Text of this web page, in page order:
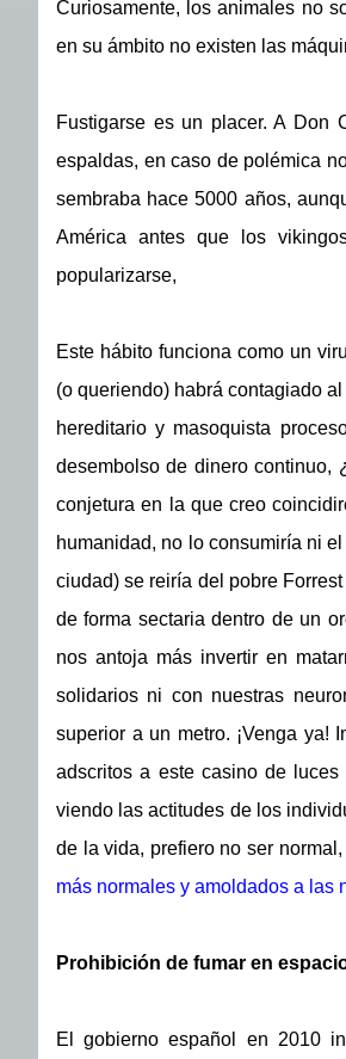
Curiosamente, los animales no
en su ámbito no existen las
Fustigarse es un placer. A Don
espaldas, en caso de polémica
sembraba hace 5000 años,
América antes que los
popularizarse,
Este hábito funciona como un
(o queriendo) habrá contagiado
hereditario y masoquista
desembolso de dinero continuo,
conjetura en la que creo
humanidad, no lo consumiría ni
ciudad) se reiría del pobre
de forma sectaria dentro de un
nos antoja más invertir en
solidarios ni con nuestras
superior a un metro. ¡Venga ya!
adscritos a este casino de luces
viendo las actitudes de los
de la vida, prefiero no ser
más normales y amoldados a las
Prohibición de fumar en
El gobierno español en 2010